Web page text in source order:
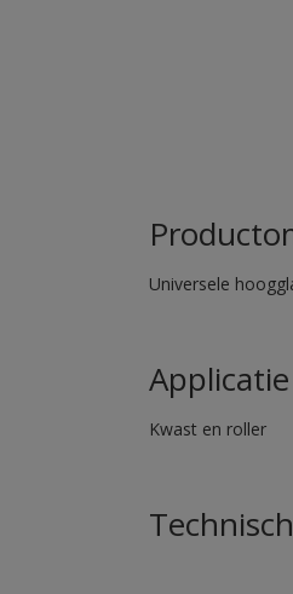
Universele
Kwast en roller